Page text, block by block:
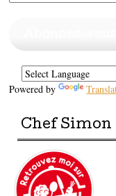
e-
Powered by
Chef Simon